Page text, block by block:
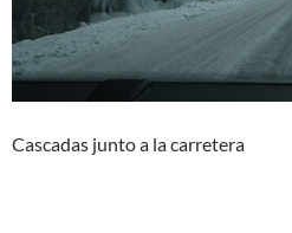
Cascadas junto a la carretera